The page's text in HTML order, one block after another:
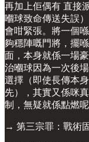
再加上佢偶有 直接
嗰球致命傳送失誤
會咁緊張。將一個
夠穩陣嘅門將，擺
面，本身就係一場
治嗰球因為一次後
選擇（即使長傳本
先），其實又係咪
制，無疑就係點燃
→ 第三宗罪：戰術